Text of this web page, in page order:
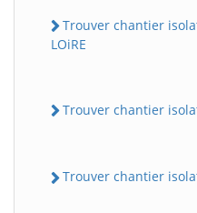
Trouver chantier
LOiRE
Trouver chantier
Trouver chantier